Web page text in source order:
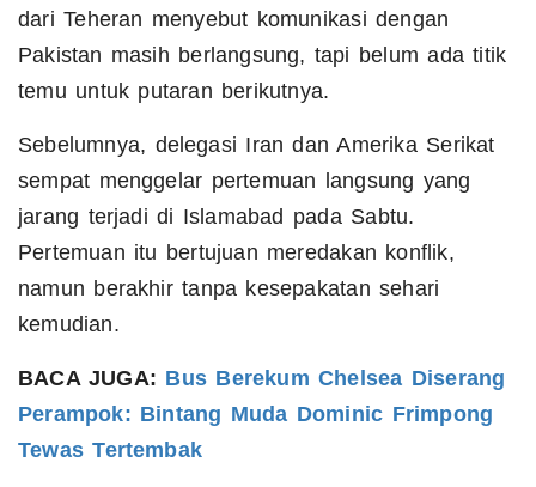
dari Teheran menyebut komunikasi dengan
Pakistan masih berlangsung, tapi belum ada titik
temu untuk putaran berikutnya.
Sebelumnya, delegasi Iran dan Amerika Serikat
sempat menggelar pertemuan langsung yang
jarang terjadi di Islamabad pada Sabtu.
Pertemuan itu bertujuan meredakan konflik,
namun berakhir tanpa kesepakatan sehari
kemudian.
BACA JUGA: Bus Berekum Chelsea Diserang
Perampok: Bintang Muda Dominic Frimpong
Tewas Tertembak